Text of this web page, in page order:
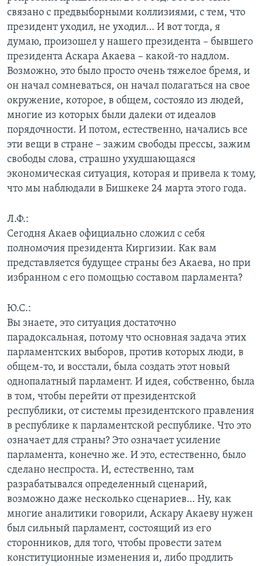
связано с предвыборными коллизиями, с тем, что
президент уходил, не уходил… И вот тогда, я
думаю, произошел у нашего президента – бывшего
президента Аскара Акаева – какой-то надлом.
Возможно, это было просто очень тяжелое бремя, и
он начал сомневаться, он начал полагаться на свое
окружение, которое, в общем, состояло из людей,
многие из которых были далеки от идеалов
порядочности. И потом, естественно, начались все
эти вещи в стране – зажим свободы прессы, зажим
свободы слова, страшно ухудшающаяся
экономическая ситуация, которая и привела к тому,
что мы наблюдали в Бишкеке 24 марта этого года.
Л.Ф.:
Сегодня Акаев официально сложил с себя
полномочия президента Киргизии. Как вам
представляется будущее страны без Акаева, но при
избранном с его помощью составом парламента?
Ю.С.:
Вы знаете, это ситуация достаточно
парадоксальная, потому что основная задача этих
парламентских выборов, против которых люди, в
общем-то, и восстали, была создать этот новый
однопалатный парламент. И идея, собственно, была
в том, чтобы перейти от президентской
республики, от системы президентского правления
в республике к парламентской республике. Что это
означает для страны? Это означает усиление
парламента, конечно же. И это, естественно, было
сделано неспроста. И, естественно, там
разрабатывался определенный сценарий,
возможно даже несколько сценариев… Ну, как
многие аналитики говорили, Аскару Акаеву нужен
был сильный парламент, состоящий из его
сторонников, для того, чтобы провести затем
конституционные изменения и, либо продлить